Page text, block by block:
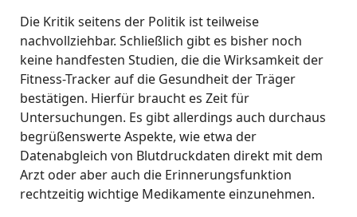
Die Kritik seitens der Politik ist teilweise
nachvollziehbar. Schließlich gibt es bisher noch
keine handfesten Studien, die die Wirksamkeit der
Fitness-Tracker auf die Gesundheit der Träger
bestätigen. Hierfür braucht es Zeit für
Untersuchungen. Es gibt allerdings auch durchaus
begrüßenswerte Aspekte, wie etwa der
Datenabgleich von Blutdruckdaten direkt mit dem
Arzt oder aber auch die Erinnerungsfunktion
rechtzeitig wichtige Medikamente einzunehmen.